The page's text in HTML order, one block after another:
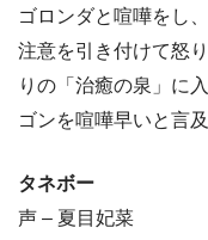
ゴロンダと喧嘩をし
注意を引き付けて怒
りの「治癒の泉」に
ゴンを喧嘩早いと言
タネボー
声 – 夏目妃菜